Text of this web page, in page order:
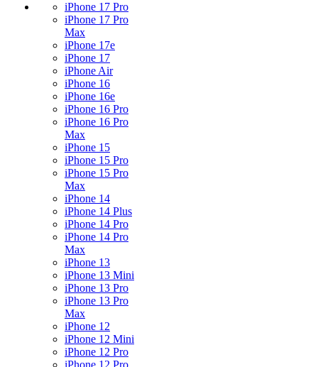
iPhone 17 Pro
iPhone 17 Pro
Max
iPhone 17e
iPhone 17
iPhone Air
iPhone 16
iPhone 16e
iPhone 16 Pro
iPhone 16 Pro
Max
iPhone 15
iPhone 15 Pro
iPhone 15 Pro
Max
iPhone 14
iPhone 14 Plus
iPhone 14 Pro
iPhone 14 Pro
Max
iPhone 13
iPhone 13 Mini
iPhone 13 Pro
iPhone 13 Pro
Max
iPhone 12
iPhone 12 Mini
iPhone 12 Pro
iPhone 12 Pro